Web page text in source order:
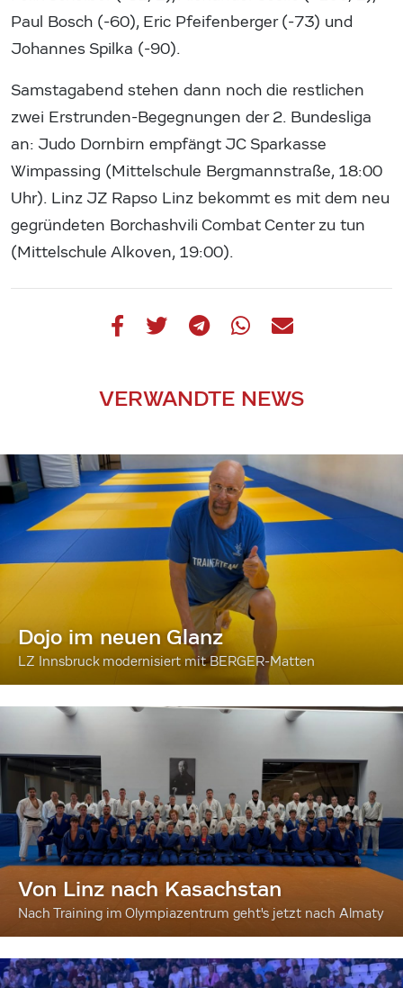
Paul Bosch (-60), Eric Pfeifenberger (-73) und
Johannes Spilka (-90).
Samstagabend stehen dann noch die restlichen
zwei Erstrunden-Begegnungen der 2. Bundesliga
an: Judo Dornbirn empfängt JC Sparkasse
Wimpassing (Mittelschule Bergmannstraße, 18:00
Uhr). Linz JZ Rapso Linz bekommt es mit dem neu
gegründeten Borchashvili Combat Center zu tun
(Mittelschule Alkoven, 19:00).
VERWANDTE NEWS
Dojo im neuen Glanz
LZ Innsbruck modernisiert mit BERGER-Matten
Von Linz nach Kasachstan
Nach Training im Olympiazentrum geht's jetzt nach Almaty